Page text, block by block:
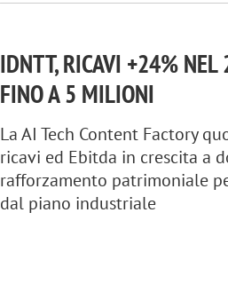
IDNTT, RICAVI +24%
FINO A 5 MILIONI
La AI Tech Content Factory
ricavi ed Ebitda in crescita a
rafforzamento patrimoniale
dal piano industriale